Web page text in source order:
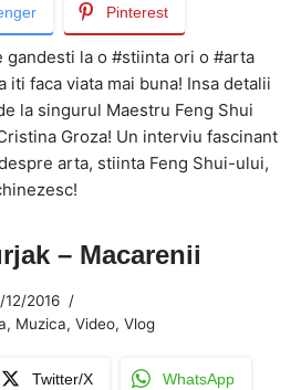
Pinterest
gandesti la o #stiinta ori o #arta
iti faca viata mai buna! Insa detalii
la singurul Maestru Feng Shui
Groza! Un interviu fascinant
arta, stiinta Feng Shui-ului,
– Macarenii
12/2016
, Muzica, Video, Vlog
Twitter/X WhatsApp